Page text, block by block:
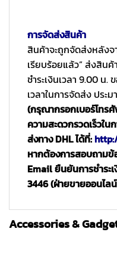
การจัดส่งสินค้า
สินค้าจะถูกจัดส่งหลังจ
เรียบร้อยแล้ว” ส่งสิน
ชำระเงินเวลา 9.00 น.
เวลาในการจัดส่ง ประ
(กรุณากรอกเบอร์โทร
ความสะดวกรวดเร็วใ
ส่งทาง DHL ได้ที่:
หากต้องการสอบถามข้
Email ยืนยันการชำระ
3446 (ฝ่ายขายออนไล
Accessories &